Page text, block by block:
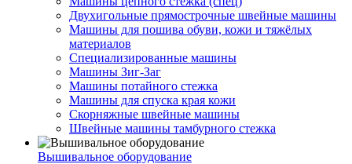
Двухигольные прямострочные швейные машины
Машины для пошива обуви, кожи и тяжёлых
материалов
Специализированные машины
Машины Зиг-Заг
Машины потайного стежка
Машины для спуска края кожи
Скорняжные швейные машины
Швейные машины тамбурного стежка
Вышивальное оборудование